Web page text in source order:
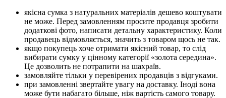
якісна сумка з натуральних матеріалів дешево коштувати
не може. Перед замовленням просите продавця зробити
додаткові фото, написати детальну характеристику. Коли
продавець відмовляється, значить з товаром щось не так.
якщо покупець хоче отримати якісний товар, то слід
вибирати сумку у цінному категорії «золота середина».
Це дозволить не потрапити на шахраїв.
замовляйте тільки у перевірених продавців з відгуками.
при замовленні звертайте увагу на доставку. Іноді вона
може бути набагато більше, ніж вартість самого товару.